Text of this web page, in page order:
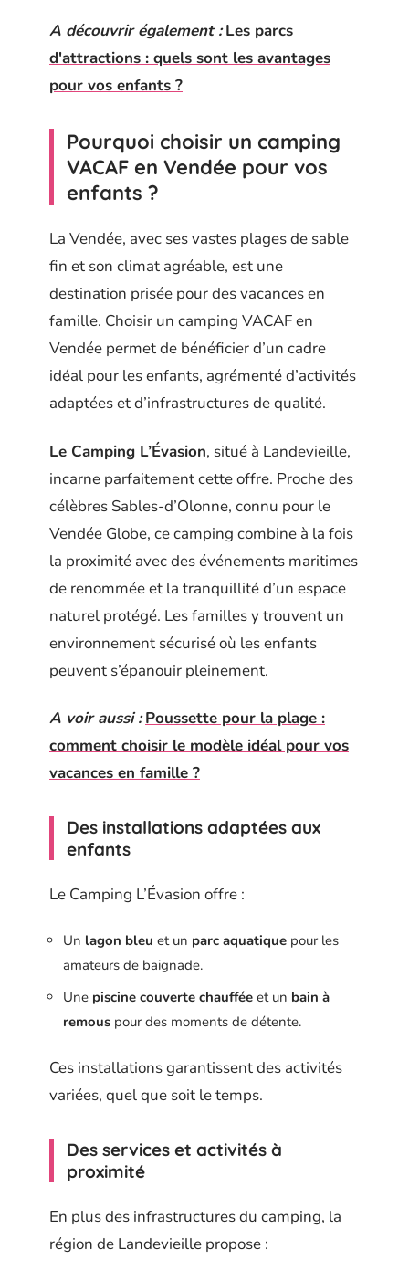
A découvrir également : Les parcs
d'attractions : quels sont les avantages
pour vos enfants ?
Pourquoi choisir un camping
VACAF en Vendée pour vos
enfants ?
La Vendée, avec ses vastes plages de sable
fin et son climat agréable, est une
destination prisée pour des vacances en
famille. Choisir un camping VACAF en
Vendée permet de bénéficier d’un cadre
idéal pour les enfants, agrémenté d’activités
adaptées et d’infrastructures de qualité.
Le Camping L’Évasion, situé à Landevieille,
incarne parfaitement cette offre. Proche des
célèbres Sables-d’Olonne, connu pour le
Vendée Globe, ce camping combine à la fois
la proximité avec des événements maritimes
de renommée et la tranquillité d’un espace
naturel protégé. Les familles y trouvent un
environnement sécurisé où les enfants
peuvent s’épanouir pleinement.
A voir aussi : Poussette pour la plage :
comment choisir le modèle idéal pour vos
vacances en famille ?
Des installations adaptées aux
enfants
Le Camping L’Évasion offre :
Un lagon bleu et un parc aquatique pour les
amateurs de baignade.
Une piscine couverte chauffée et un bain à
remous pour des moments de détente.
Ces installations garantissent des activités
variées, quel que soit le temps.
Des services et activités à
proximité
En plus des infrastructures du camping, la
région de Landevieille propose :